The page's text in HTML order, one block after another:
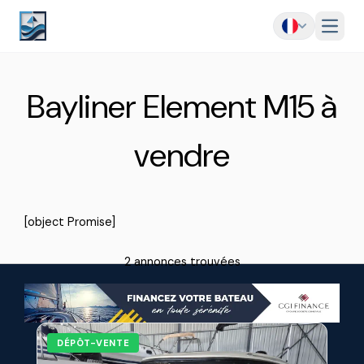
Menu
Bayliner Element M15 à
vendre
[object Promise]
2 annonces trouvées
DÉPÔT-VENTE